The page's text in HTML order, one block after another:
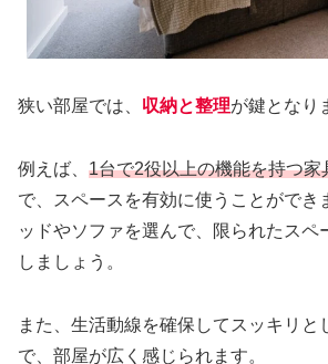
狭い部屋では、 収納と整理が鍵となり
例えば、 1台で2役以上の機能を持つ家
で、スペースを有効に使うことができ
ッドやソファを選んで、限られたスペ
しましょう。
また、生活動線を確保してスッキリと
で、部屋が広く感じられます。